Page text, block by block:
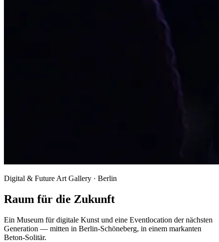
Digital & Future Art Gallery · Berlin
Raum für die Zukunft
Ein Museum für digitale Kunst und eine Eventlocation der nächsten
Generation — mitten in Berlin-Schöneberg, in einem markanten
Beton-Solitär.